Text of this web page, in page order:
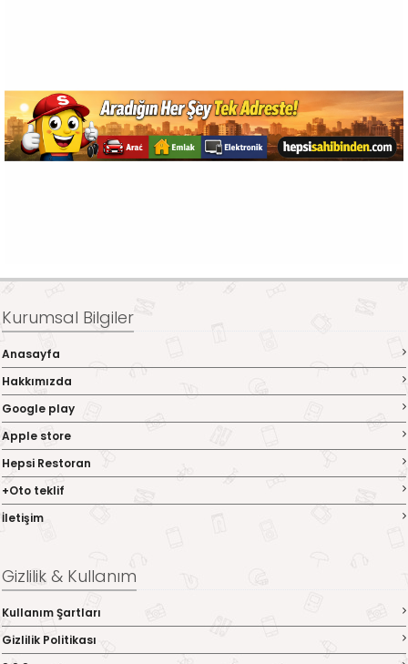
Kurumsal Bilgiler
Anasayfa
Hakkımızda
Google play
Apple store
Hepsi Restoran
+Oto teklif
İletişim
Gizlilik & Kullanım
Kullanım Şartları
Gizlilik Politikası